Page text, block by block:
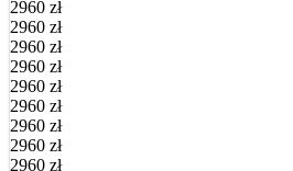
2960 zł
2960 zł
2960 zł
2960 zł
2960 zł
2960 zł
2960 zł
2960 zł
2960 zł